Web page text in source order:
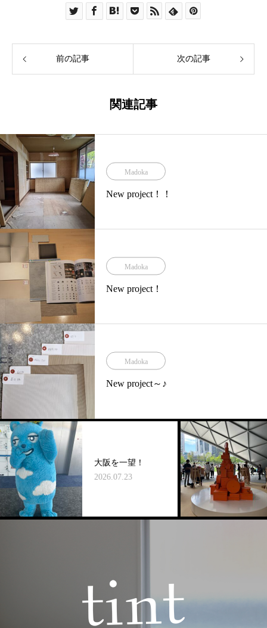
前の記事 次の記事
関連記事
Madoka
New project！！
Madoka
New project！
Madoka
New project～♪
大阪を一望！
2026.07.23
エ
イ
バ